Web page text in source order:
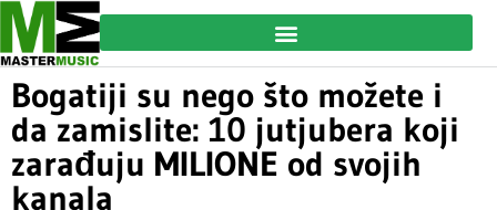
Bogatiji su nego što možete i
da zamislite: 10 jutjubera koji
zarađuju MILIONE od svojih
kanala